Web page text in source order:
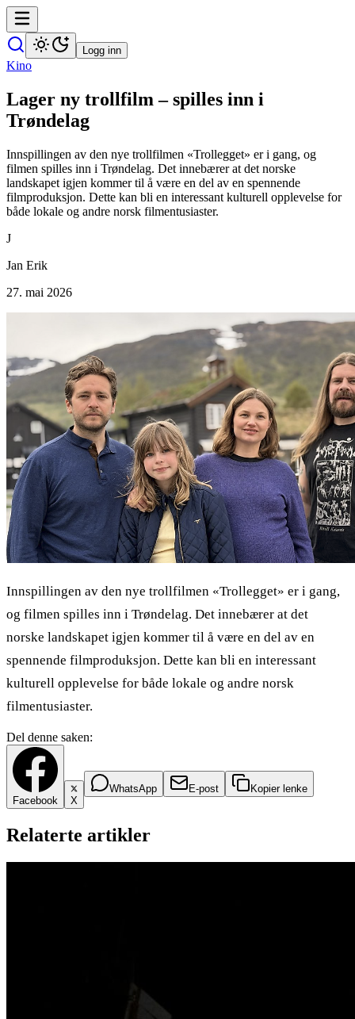
Logg inn
Kino
Lager ny trollfilm – spilles inn i
Trøndelag
Innspillingen av den nye trollfilmen «Trollegget» er i gang, og
filmen spilles inn i Trøndelag. Det innebærer at det norske
landskapet igjen kommer til å være en del av en spennende
filmproduksjon. Dette kan bli en interessant kulturell opplevelse for
både lokale og andre norsk filmentusiaster.
J
Jan Erik
27. mai 2026
Innspillingen av den nye trollfilmen «Trollegget» er i gang,
og filmen spilles inn i Trøndelag. Det innebærer at det
norske landskapet igjen kommer til å være en del av en
spennende filmproduksjon. Dette kan bli en interessant
kulturell opplevelse for både lokale og andre norsk
filmentusiaster.
Del denne saken:
Facebook X
WhatsApp E-post Kopier lenke
Relaterte artikler